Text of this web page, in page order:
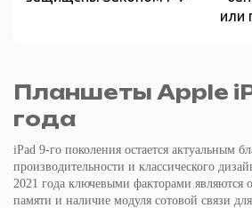
или
Планшеты Apple
года
iPad 9-го поколения остается актуальным
производительности и классического
2021 года ключевыми факторами являются
памяти и наличие модуля сотовой связи